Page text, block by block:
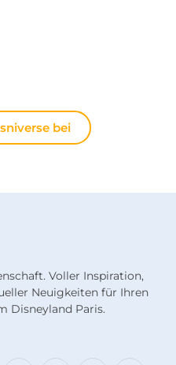
bei
Voller Inspiration,
Neuigkeiten für Ihren
Disneyland Paris.